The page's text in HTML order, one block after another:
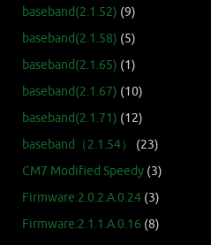
baseband(2.1.52) (9)
baseband(2.1.58) (5)
baseband(2.1.65) (1)
baseband(2.1.67) (10)
baseband(2.1.71) (12)
baseband（2.1.54）
(23)
CM7 Modified Speedy (3)
Firmware:2.0.2.A.0.24 (3)
Firmware:2.1.1.A.0.16 (8)